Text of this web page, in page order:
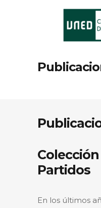
Partidos
En los últimos